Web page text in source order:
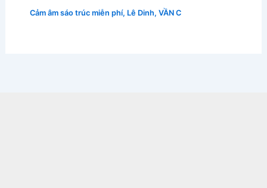
Cảm âm sáo trúc miễn phí, Lê Dinh, VẦN C